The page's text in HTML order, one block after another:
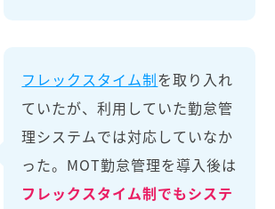
フレックスタイム制を取り入れ
ていたが、利用していた勤怠管
理システムでは対応していなか
った。MOT勤怠管理を導入後は
フレックスタイム制でもシステ